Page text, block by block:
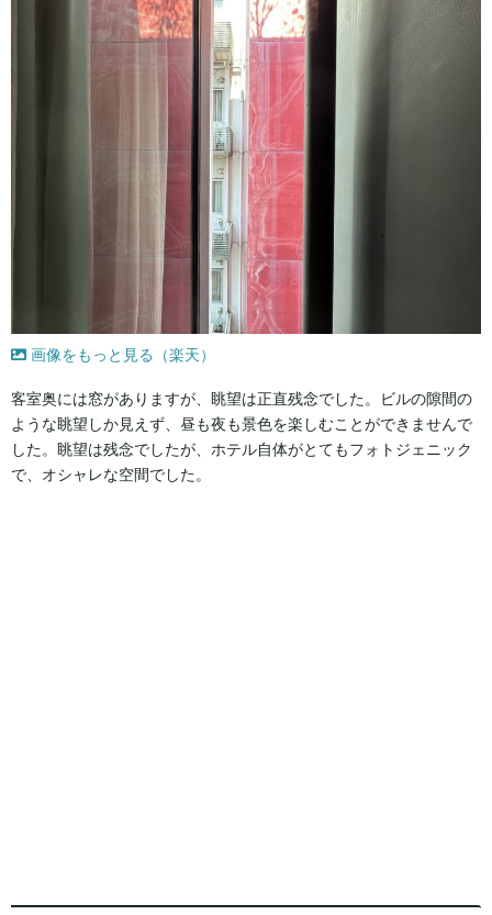
画像をもっと見る（楽天）
客室奥には窓がありますが、眺望は正直残念でした。ビルの隙間の
ような眺望しか見えず、昼も夜も景色を楽しむことができませんで
した。眺望は残念でしたが、ホテル自体がとてもフォトジェニック
で、オシャレな空間でした。